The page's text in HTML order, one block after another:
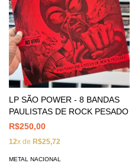
LP SÃO POWER - 8 BANDAS
PAULISTAS DE ROCK PESADO
R$250,00
12x de R$25,72
METAL NACIONAL